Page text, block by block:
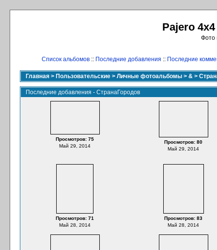
Pajero
Фото
Список альбомов :: Последние добавления :: Последние
Главная > Пользовательские > Личные фотоальбомы > & >
Последние добавления - СтранаГородов
Просмотров: 75
Май 29, 2014
Просмотров: 80
Май 29, 2014
Просмотров: 71
Май 28, 2014
Просмотров: 83
Май 28, 2014